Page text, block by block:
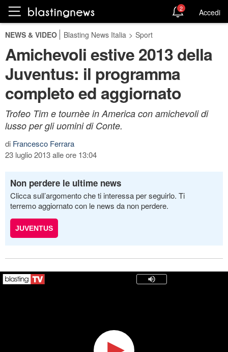
2 Accedi
NEWS & VIDEO Blasting News Italia > Sport
Amichevoli estive 2013 della
Juventus: il programma
completo ed aggiornato
Trofeo Tim e tournèe in America con amichevoli di
lusso per gli uomini di Conte.
di Francesco Ferrara
23 luglio 2013 alle ore 13:04
Non perdere le ultime news
Clicca sull’argomento che ti interessa per seguirlo. Ti
terremo aggiornato con le news da non perdere.
JUVENTUS